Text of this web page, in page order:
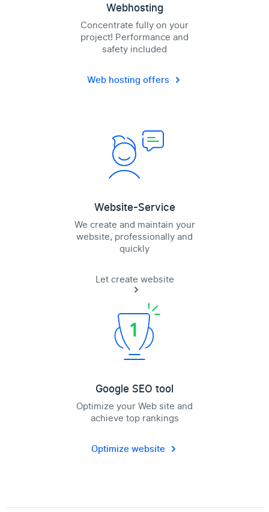
Webhosting
Concentrate fully on your
project! Performance and
safety included
Web hosting offers
Website-Service
We create and maintain your
website, professionally and
quickly
Let create website
Google SEO tool
Optimize your Web site and
achieve top rankings
Optimize website